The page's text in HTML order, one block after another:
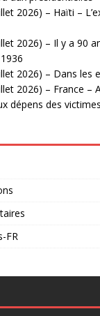
2026) – Haïti –
2026) – Il y a 90
2026) – Dans les
2026) – France –
dépens des victimes
FR